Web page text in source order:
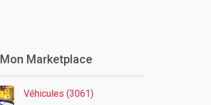
Mon Marketplace
Véhicules (3061)